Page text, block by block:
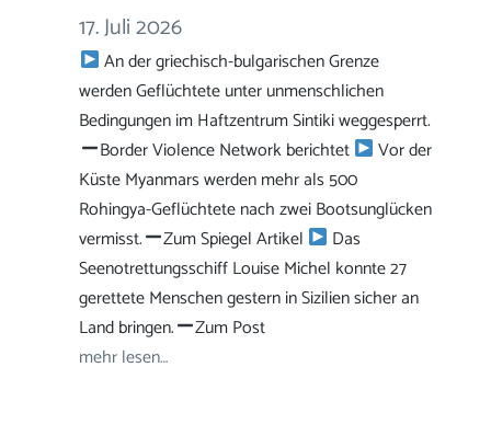
17. Juli 2026
An der griechisch-bulgarischen Grenze
werden Geflüchtete unter unmenschlichen
Bedingungen im Haftzentrum Sintiki weggesperrt.
Border Violence Network berichtet
Vor der
Küste Myanmars werden mehr als 500
Rohingya-Geflüchtete nach zwei Bootsunglücken
vermisst.
Zum Spiegel Artikel
Das
Seenotrettungsschiff Louise Michel konnte 27
gerettete Menschen gestern in Sizilien sicher an
Land bringen.
Zum Post
mehr lesen…